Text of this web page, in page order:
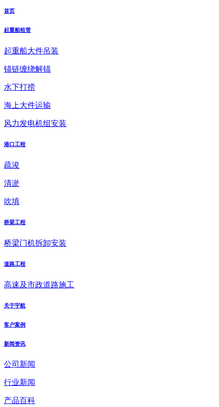
首页
起重船租赁
起重船大件吊装
锚链缠绕解锚
水下打捞
海上大件运输
风力发电机组安装
港口工程
疏浚
清淤
吹填
桥梁工程
桥梁门机拆卸安装
道路工程
高速及市政道路施工
关于宇航
客户案例
新闻资讯
公司新闻
行业新闻
产品百科